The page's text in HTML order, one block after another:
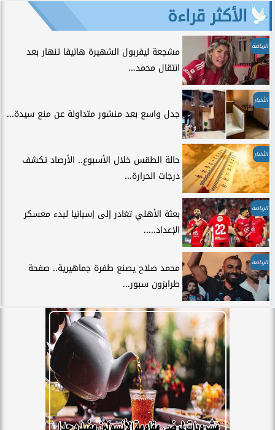
الأكثر قراءة
الرياضة
مشجعة ليفربول الشهيرة هانيفا تنهار بعد
انتقال محمد...
الأخبار
جدل واسع بعد منشور متداولة عن منع سيدة...
الأخبار
حالة الطقس خلال الأسبوع.. الأرصاد تكشف
درجات الحرارة...
الرياضة
بعثة الأهلي تغادر إلى إسبانيا لبدء معسكر
الإعداد.....
الرياضة
محمد صلاح يصنع طفرة جماهيرية.. صفحة
طرابزون سبور...